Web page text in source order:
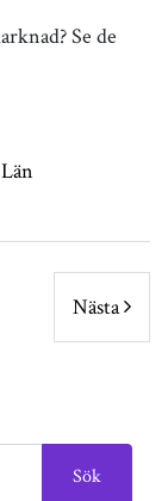
Se de
Nästa